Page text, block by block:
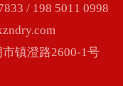
/ 198 5011 0998
镇澄路2600-1号